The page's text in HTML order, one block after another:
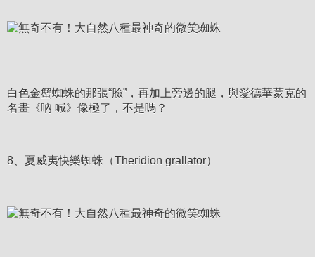
白色金蟹蜘蛛的那張“臉”，再加上旁邊的腿，與愛德華蒙克的
名畫《吶 喊》像極了，不是嗎？
8、夏威夷快樂蜘蛛（Theridion grallator）